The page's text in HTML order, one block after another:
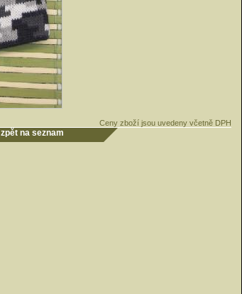
Ceny zboží jsou uvedeny včetně DPH
zpět na seznam